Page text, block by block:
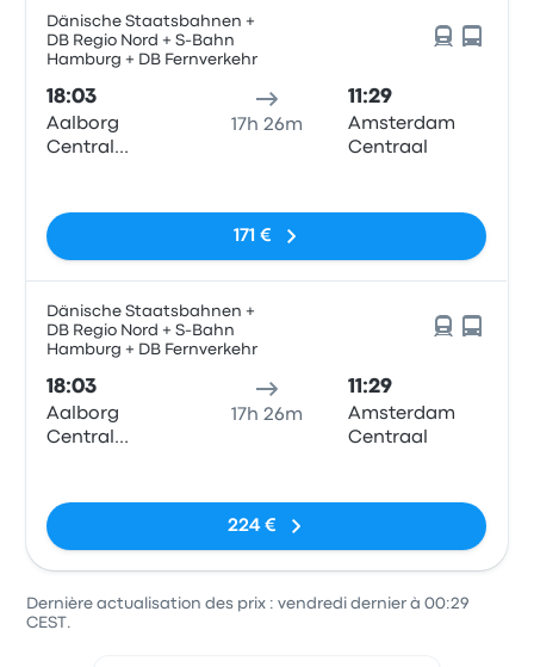
Dänische Staatsbahnen +
DB Regio Nord + S-Bahn
Hamburg + DB Fernverkehr
18:03
Aalborg
Central
17h 26m
11:29
Amsterdam
Centraal
171 €
Dänische Staatsbahnen +
DB Regio Nord + S-Bahn
Hamburg + DB Fernverkehr
18:03
Aalborg
Central
17h 26m
11:29
Amsterdam
Centraal
224 €
Dernière actualisation des prix : vendredi dernier à 00:29
CEST.